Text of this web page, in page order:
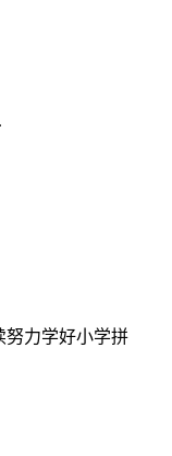
努力学好小学拼